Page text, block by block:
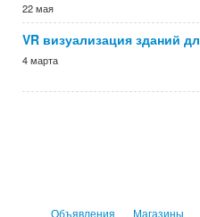
22 мая
VR визуализация зданий
4 марта
Объявления Магазины